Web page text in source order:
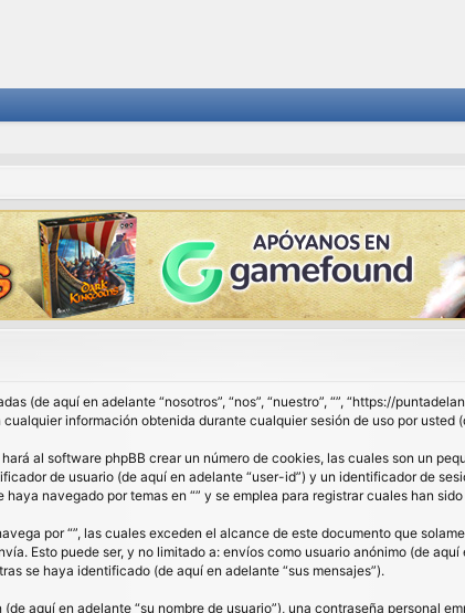
(de aquí en adelante “nosotros”, “nos”, “nuestro”, “”, “https://
cualquier información obtenida durante cualquier sesión de uso por usted
al software phpBB crear un número de cookies, las cuales son un
de usuario (de aquí en adelante “user-id”) y un identificador de
navegado por temas en “” y se emplea para registrar cuales han
por “”, las cuales exceden el alcance de este documento que
Esto puede ser, y no limitado a: envíos como usuario anónimo (de
se haya identificado (de aquí en adelante “sus mensajes”).
aquí en adelante “su nombre de usuario”), una contraseña personal